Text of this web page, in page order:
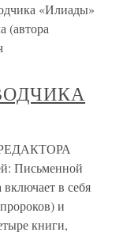
«Илиады»
(автора
Письменной
в себя
и
книги,